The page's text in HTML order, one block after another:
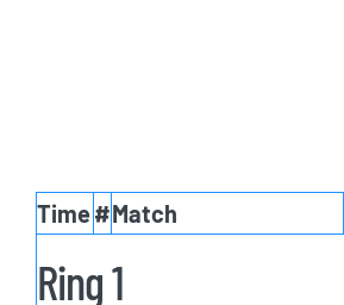
Time#Match
Ring 1